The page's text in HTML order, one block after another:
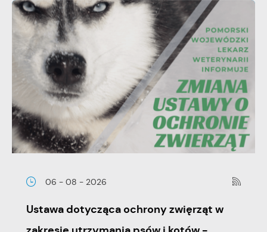
06 - 08 - 2026
Ustawa dotycząca ochrony zwięrząt w